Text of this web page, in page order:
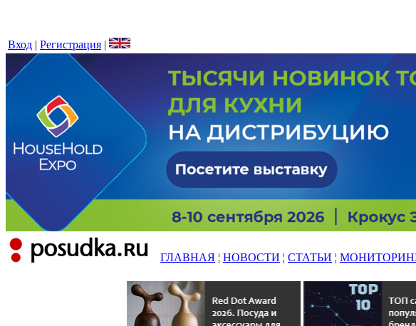
Вход | Регистрация |
ГЛАВНАЯ ¦ НОВОСТИ ¦ СТАТЬИ ¦